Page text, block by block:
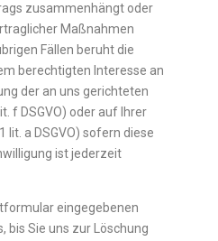
zusammenhängt oder
Maßnahmen
Fällen beruht die
berechtigten Interesse an
der an uns gerichteten
f DSGVO) oder auf Ihrer
lit. a DSGVO) sofern diese
ist jederzeit
eingegebenen
bis Sie uns zur Löschung